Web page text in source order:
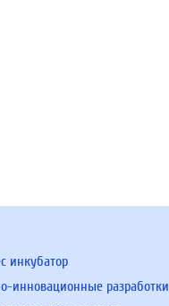
инкубатор
инновационные разработки